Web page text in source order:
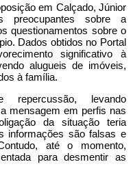
em Calçado, Júnior
preocupantes sobre a
questionamentos sobre o
Dados obtidos no Portal
significativo à
alugueis de imóveis,
à família.
repercussão, levando
mensagem em perfis nas
da situação teria
informações são falsas e
até o momento,
para desmentir as